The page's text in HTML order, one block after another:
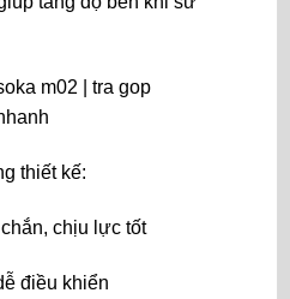
thiết kế:
chịu lực tốt
điều khiển